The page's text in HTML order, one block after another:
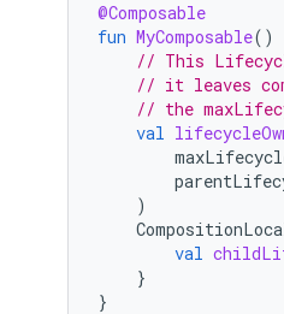
@Composable
fun MyComposable()
// This
// it leaves
// the
val
)
val
}
}